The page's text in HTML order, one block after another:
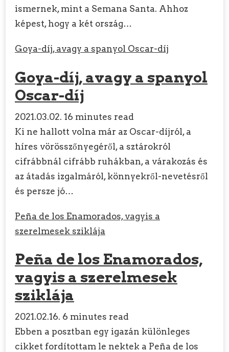
ismernek, mint a Semana Santa. Ahhoz
képest, hogy a két ország…
Goya-díj, avagy a spanyol Oscar-díj
Goya-díj, avagy a spanyol
Oscar-díj
2021.03.02. 16 minutes read
Ki ne hallott volna már az Oscar-díjról, a
híres vörösszőnyegéről, a sztárokról
cifrábbnál cifrább ruhákban, a várakozás és
az átadás izgalmáról, könnyekről-nevetésről
és persze jó…
Peña de los Enamorados, vagyis a
szerelmesek sziklája
Peña de los Enamorados,
vagyis a szerelmesek
sziklája
2021.02.16. 6 minutes read
Ebben a posztban egy igazán különleges
cikket fordítottam le nektek a Peña de los